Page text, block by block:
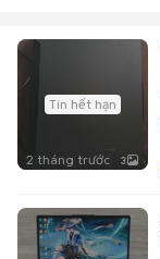
Tin hết hạn
2 tháng trước 3